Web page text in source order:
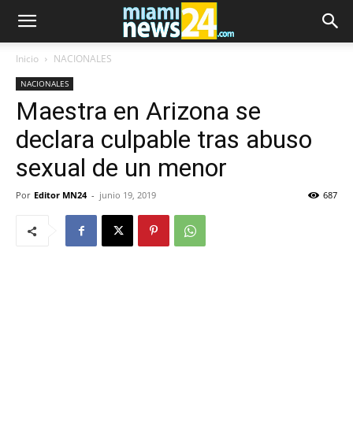
Inicio NACIONALES
NACIONALES
Maestra en Arizona se
declara culpable tras abuso
sexual de un menor
Por Editor MN24 - junio 19, 2019 687